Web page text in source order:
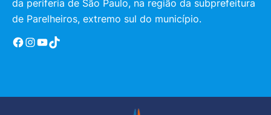
da periferia de São Paulo, na região da subprefeitura
de Parelheiros, extremo sul do município.
Facebook
Instagram YouTube TikTok